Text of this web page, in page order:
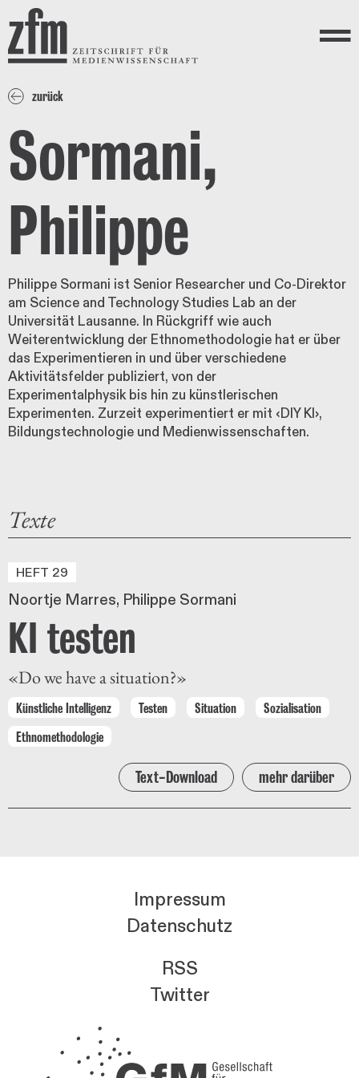
Direkt zum Inhalt
ZEITSCHRIFT FÜR
MEDIENWISSENSCHAFT
Menü
zurück
Sormani,
Philippe
Philippe Sormani ist Senior Researcher und Co-Direktor
am Science and Technology Studies Lab an der
Universität Lausanne. In Rückgriff wie auch
Weiterentwicklung der Ethnomethodologie hat er über
das Experimentieren in und über verschiedene
Aktivitätsfelder publiziert, von der
Experimentalphysik bis hin zu künstlerischen
Experimenten. Zurzeit experimentiert er mit ‹DIY KI›,
Bildungstechnologie und Medienwissenschaften.
Texte
HEFT 29
Noortje Marres Philippe Sormani
KI testen
«Do we have a situation?»
Künstliche Intelligenz Testen Situation
Sozialisation
Ethnomethodologie
Text-Download mehr darüber
Impressum
Datenschutz
RSS
Twitter